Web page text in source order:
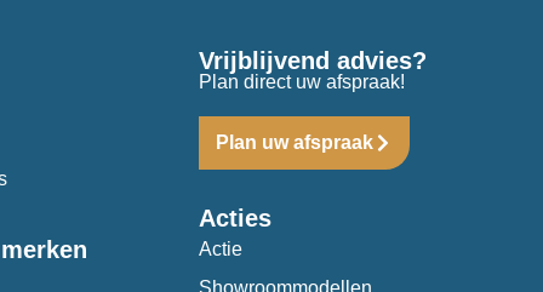
Vrijblijvend advies?
Plan direct uw afspraak!
Plan uw afspraak
Acties
Actie